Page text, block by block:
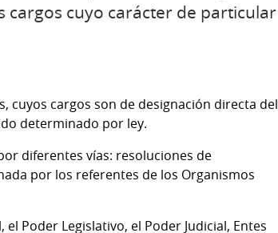
cargos cuyo carácter de particular
cuyos cargos son de designación directa del
determinado por ley.
diferentes vías: resoluciones de
por los referentes de los Organismos
Poder Legislativo, el Poder Judicial, Entes